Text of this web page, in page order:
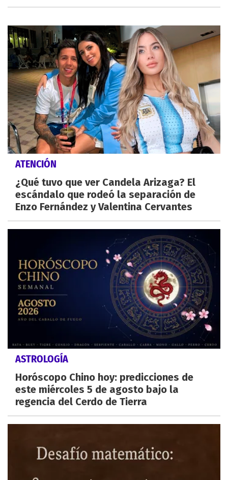
ATENCIÓN
¿Qué tuvo que ver Candela Arizaga? El
escándalo que rodeó la separación de
Enzo Fernández y Valentina Cervantes
ASTROLOGÍA
Horóscopo Chino hoy: predicciones de
este miércoles 5 de agosto bajo la
regencia del Cerdo de Tierra